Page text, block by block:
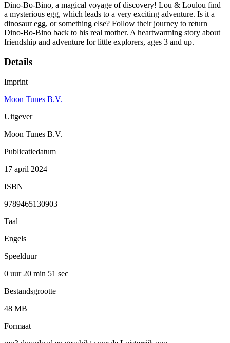
Dino-Bo-Bino, a magical voyage of discovery! Lou & Loulou find
a mysterious egg, which leads to a very exciting adventure. Is it a
dinosaur egg, or something else? Follow their journey to return
Dino-Bo-Bino back to his real mother. A heartwarming story about
friendship and adventure for little explorers, ages 3 and up.
Details
Imprint
Moon Tunes B.V.
Uitgever
Moon Tunes B.V.
Publicatiedatum
17 april 2024
ISBN
9789465130903
Taal
Engels
Speelduur
0 uur 20 min 51 sec
Bestandsgrootte
48 MB
Formaat